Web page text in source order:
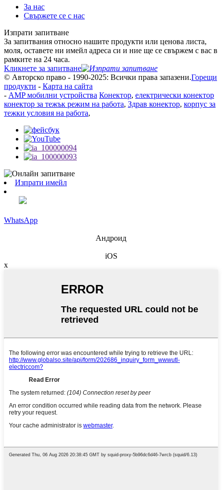
За нас
Свържете се с нас
Изпрати запитване
За запитвания относно нашите продукти или ценова листа,
моля, оставете ни имейл адреса си и ние ще се свържем с вас в
рамките на 24 часа.
Кликнете за запитване
© Авторско право - 1990-2025: Всички права запазени.Горещи
продукти - Карта на сайта
- AMP мобилни устройства Конектор, електрически конектор
конектор за тежък режим на работа, Здрав конектор, корпус за
тежки условия на работа,
Изпрати имейл
WhatsApp
Андроид
iOS
x